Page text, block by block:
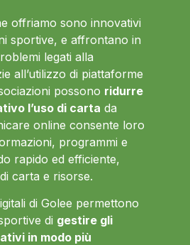
offriamo sono innovativi
sportive, e affrontano in
legati alla
all’utilizzo di piattaforme
possono ridurre
l’uso di carta da
online consente loro
programmi e
rapido ed efficiente,
carta e risorse.
di Golee permettono
di gestire gli
in modo più